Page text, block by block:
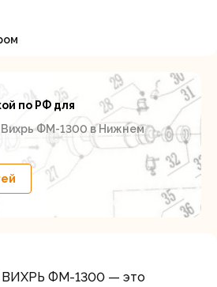
по РФ для
ФМ-1300 в Нижнем
ВИХРЬ ФМ-1300 — это